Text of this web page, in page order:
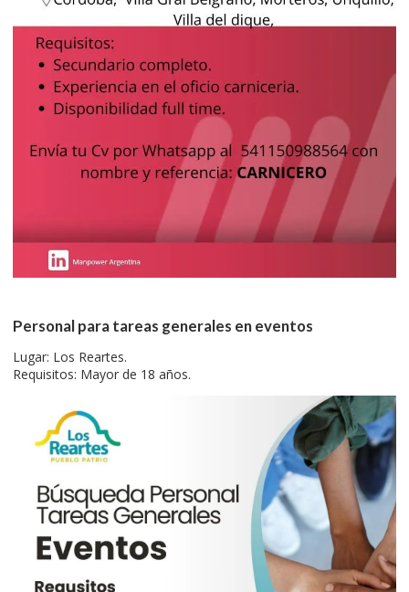
Personal para tareas generales en eventos
Lugar: Los Reartes.
Requisitos: Mayor de 18 años.